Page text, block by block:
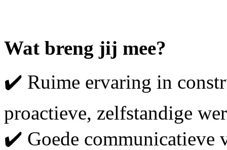
Wat breng jij mee?
✔️ Ruime ervaring in
proactieve, zelfstandige
✔️ Goede communicatieve